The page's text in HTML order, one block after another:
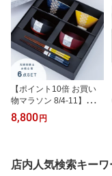
【ポイント10倍 お買い
物マラソン 8/4-11】【楽
天1位】 【公式】こぎん
夫婦膳 ギフト ギフトラ
夫婦茶碗 汁椀 プラスチ
ック 夫婦箸 天然木 食洗
8,800円
店内人気検索キーワ